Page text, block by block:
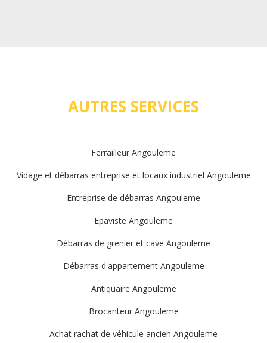
AUTRES SERVICES
Ferrailleur Angouleme
Vidage et débarras entreprise et locaux industriel Angouleme
Entreprise de débarras Angouleme
Epaviste Angouleme
Débarras de grenier et cave Angouleme
Débarras d'appartement Angouleme
Antiquaire Angouleme
Brocanteur Angouleme
Achat rachat de véhicule ancien Angouleme